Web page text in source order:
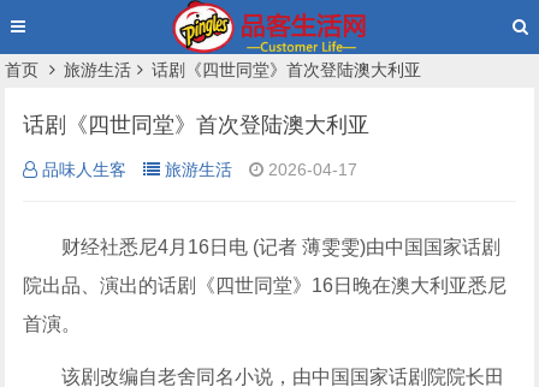
首页 旅游生活 话剧《四世同堂》首次登陆澳大利亚
话剧《四世同堂》首次登陆澳大利亚
品味人生客 旅游生活 2026-04-17
财经社悉尼4月16日电 (记者 薄雯雯)由中国国家话剧
院出品、演出的话剧《四世同堂》16日晚在澳大利亚悉尼
首演。
该剧改编自老舍同名小说，由中国国家话剧院院长田